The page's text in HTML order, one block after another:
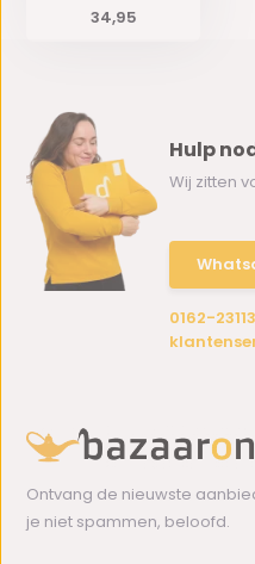
34,95
Hulp
Wij zitten
0162-
Ontvang de nieuwste
je niet spammen, beloofd.